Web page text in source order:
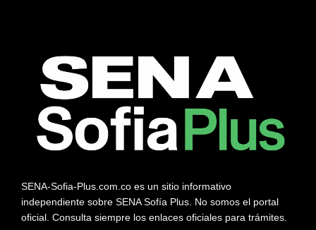
SENA-Sofia-Plus.com.co es un sitio informativo
independiente sobre SENA Sofía Plus. No somos el portal
oficial. Consulta siempre los enlaces oficiales para trámites.